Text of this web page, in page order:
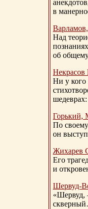
в
Над
об
Некрасов
Ни у кого
Горький,
По
он
Жихарев
Его
и
Шервуд-
«Шервуд,